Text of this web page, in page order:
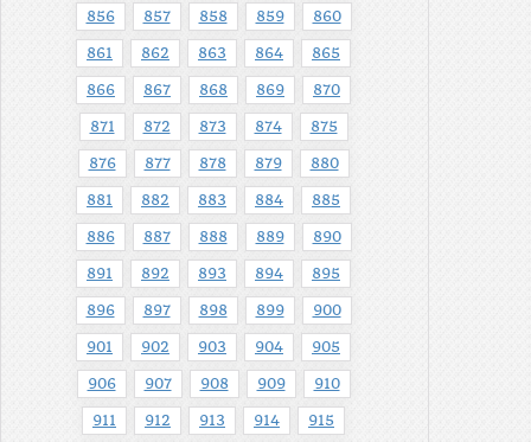
856 857 858 859 860
861 862 863 864 865
866 867 868 869 870
871 872 873 874 875
876 877 878 879 880
881 882 883 884 885
886 887 888 889 890
891 892 893 894 895
896 897 898 899 900
901 902 903 904 905
906 907 908 909 910
911 912 913 914 915